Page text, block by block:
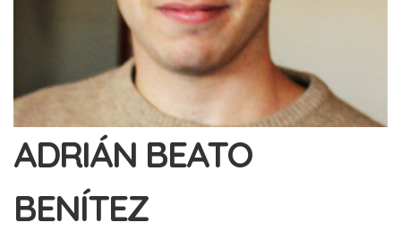
ADRIÁN BEATO
BENÍTEZ